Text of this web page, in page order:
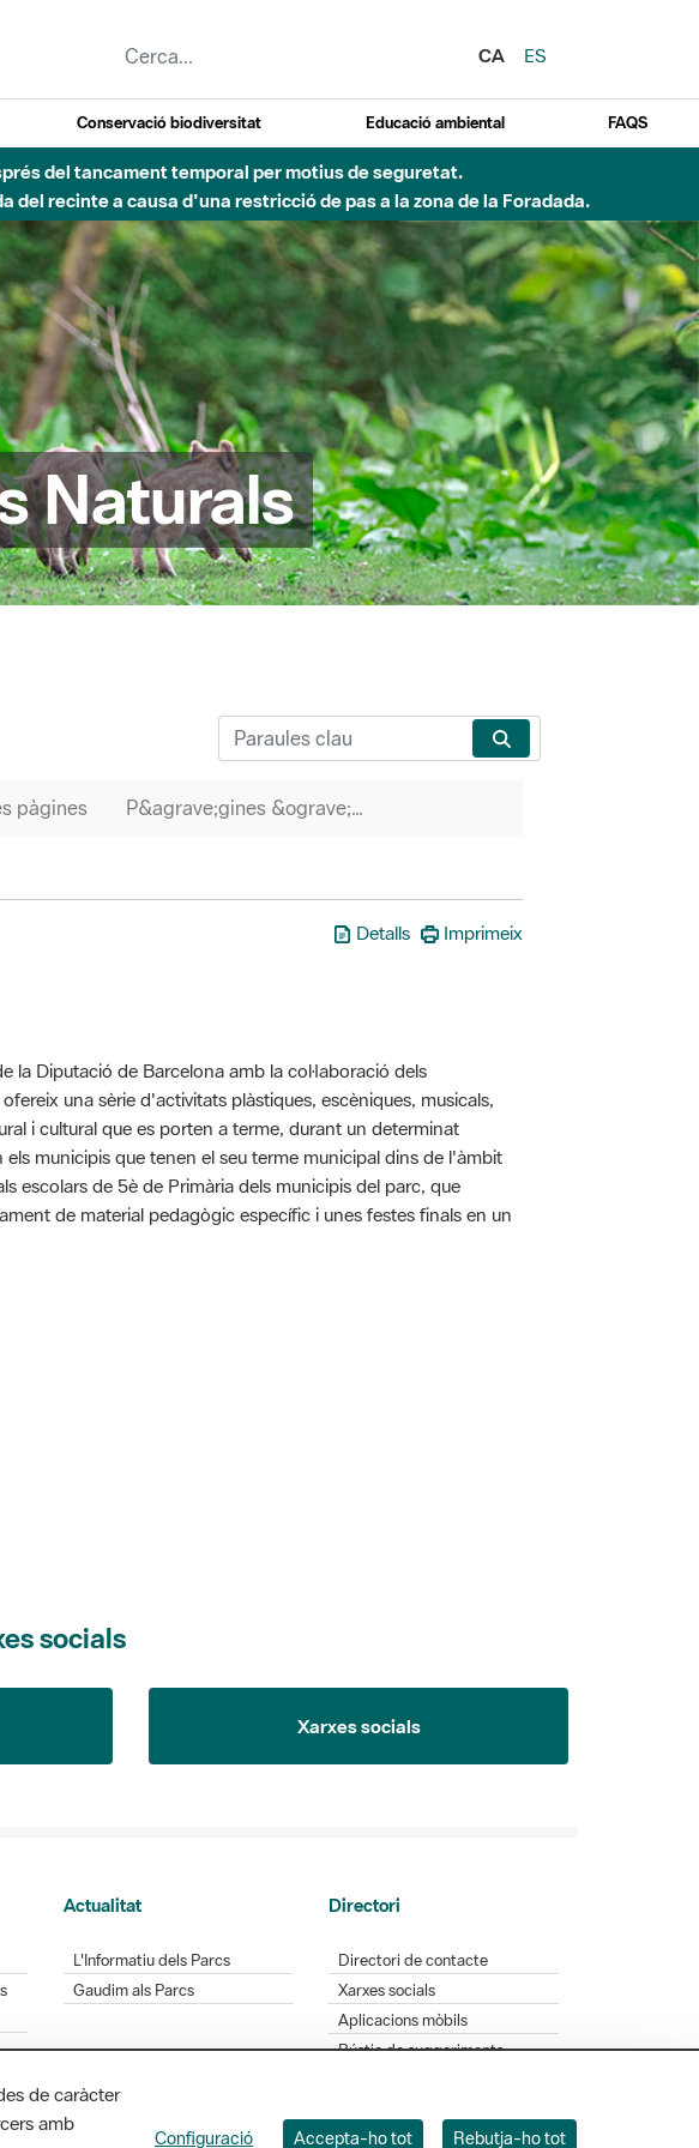
CA
ES
Conservació biodiversitat Educació ambiental FAQS
del tancament temporal per motius de seguretat.
recinte a causa d'una restricció de pas a la zona de la Foradada.
Naturals
pàgines P&agrave;gines &ograve;rfenes
Detalls Imprimeix
la Diputació de Barcelona amb la col·laboració dels
una sèrie d'activitats plàstiques, escèniques, musicals,
i cultural que es porten a terme, durant un determinat
municipis que tenen el seu terme municipal dins de l'àmbit
escolars de 5è de Primària dels municipis del parc, que
de material pedagògic específic i unes festes finals en un
de 0 estrelles de 5.
socials
Xarxes socials
Actualitat
L'Informatiu dels Parcs
Gaudim als Parcs
Directori
Directori de contacte
Xarxes socials
Aplicacions mòbils
Bústia de suggeriments
de caràcter
amb
Configuració Accepta-ho tot Rebutja-ho tot